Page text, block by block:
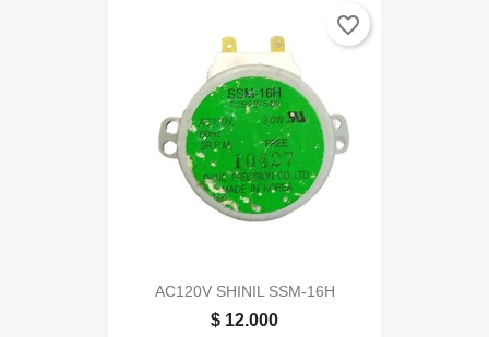
AC120V SHINIL SSM-16H
$ 12.000
favorite_border